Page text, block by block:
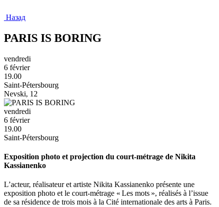
Назад
PARIS IS BORING
vendredi
6 février
19.00
Saint-Pétersbourg
Nevski, 12
vendredi
6 février
19.00
Saint-Pétersbourg
Exposition photo et projection du court-métrage de Nikita
Kassianenko
L’acteur, réalisateur et artiste Nikita Kassianenko présente une
exposition photo et le court-métrage « Les mots », réalisés à l’issue
de sa résidence de trois mois à la Cité internationale des arts à Paris.